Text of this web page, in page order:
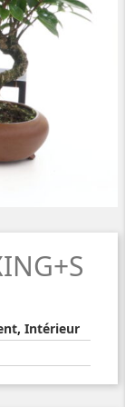
, Intérieur